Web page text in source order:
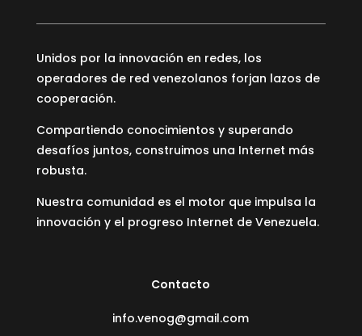
Unidos por la innovación en redes, los
operadores de red venezolanos forjan lazos de
cooperación.
Compartiendo conocimientos y superando
desafíos juntos, construimos una Internet más
robusta.
Nuestra comunidad es el motor que impulsa la
innovación y el progreso Internet de Venezuela.
Contacto
info.venog@gmail.com